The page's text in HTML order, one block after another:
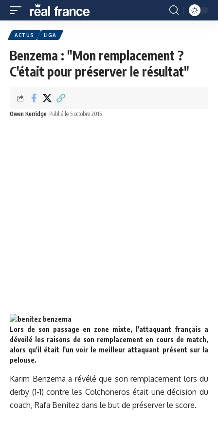
ACTUS LIGA
Benzema : "Mon remplacement ?
C'était pour préserver le résultat"
Owen Kerridge Publié le 5 octobre 2015
Lors de son passage en zone mixte, l'attaquant français a
dévoilé les raisons de son remplacement en cours de match,
alors qu'il était l'un voir le meilleur attaquant présent sur la
pelouse.
Karim Benzema a révélé que son remplacement lors du
derby (1-1) contre les Colchoneros était une décision du
coach, Rafa Benitez dans le but de préserver le score.